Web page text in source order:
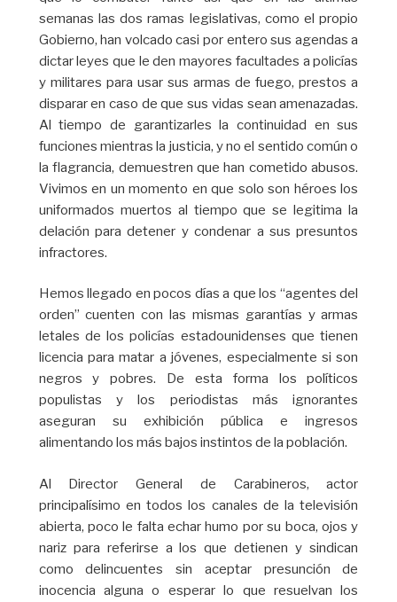
semanas las dos ramas legislativas, como el propio
Gobierno, han volcado casi por entero sus agendas a
dictar leyes que le den mayores facultades a policías
y militares para usar sus armas de fuego, prestos a
disparar en caso de que sus vidas sean amenazadas.
Al tiempo de garantizarles la continuidad en sus
funciones mientras la justicia, y no el sentido común o
la flagrancia, demuestren que han cometido abusos.
Vivimos en un momento en que solo son héroes los
uniformados muertos al tiempo que se legitima la
delación para detener y condenar a sus presuntos
infractores.
Hemos llegado en pocos días a que los “agentes del
orden” cuenten con las mismas garantías y armas
letales de los policías estadounidenses que tienen
licencia para matar a jóvenes, especialmente si son
negros y pobres. De esta forma los políticos
populistas y los periodistas más ignorantes
aseguran su exhibición pública e ingresos
alimentando los más bajos instintos de la población.
Al Director General de Carabineros, actor
principalísimo en todos los canales de la televisión
abierta, poco le falta echar humo por su boca, ojos y
nariz para referirse a los que detienen y sindican
como delincuentes sin aceptar presunción de
inocencia alguna o esperar lo que resuelvan los